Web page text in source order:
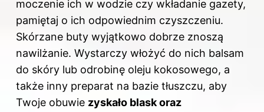
moczenie ich w wodzie czy wkładanie gazety,
pamiętaj o ich odpowiednim czyszczeniu.
Skórzane buty wyjątkowo dobrze znoszą
nawilżanie. Wystarczy włożyć do nich balsam
do skóry lub odrobinę oleju kokosowego, a
także inny preparat na bazie tłuszczu, aby
Twoje obuwie zyskało blask oraz